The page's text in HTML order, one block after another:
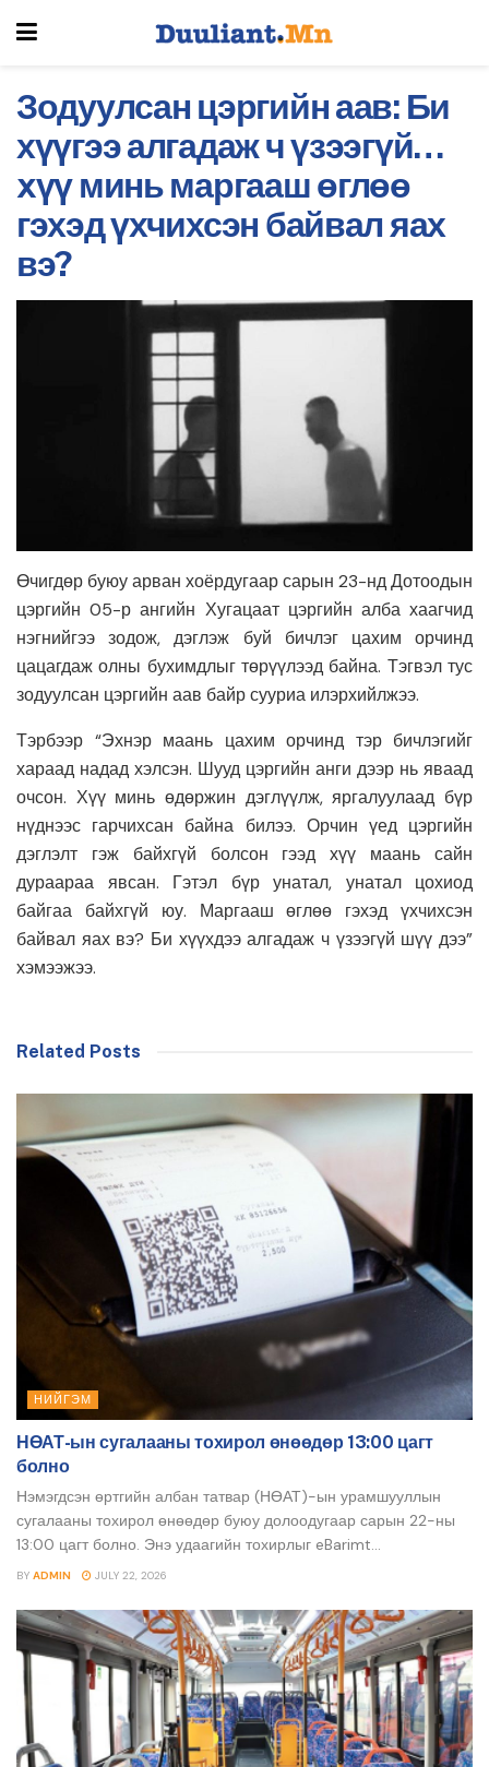
Зодуулсан цэргийн аав: Би
хүүгээ алгадаж ч үзээгүй…
xүү минь маргааш өглөө
гэхэд үхчихсэн байвал яах
вэ?
Өчигдөр буюу арван хоёрдугаар сарын 23-нд Дотоодын
цэргийн 05-р ангийн Хугацаат цэргийн алба хаагчид
нэгнийгээ зодож, дэглэж буй бичлэг цахим орчинд
цацагдаж олны бухимдлыг төрүүлээд байна. Тэгвэл тус
зодуулсан цэргийн аав байр сууриа илэрхийлжээ.
Тэрбээр “Эхнэр маань цахим орчинд тэр бичлэгийг
хараад надад хэлсэн. Шууд цэргийн анги дээр нь яваад
очсон. Хүү минь өдөржин дэглүүлж, яргалуулаад бүр
нүднээс гарчихсан байна билээ. Орчин үед цэргийн
дэглэлт гэж байхгүй болсон гээд хүү маань сайн
дураараа явсан. Гэтэл бүр унатал, унатал цохиод
байгаа байхгүй юу. Маргааш өглөө гэхэд үхчихсэн
байвал яах вэ? Би хүүхдээ алгадаж ч үзээгүй шүү дээ”
хэмээжээ.
Related Posts
НИЙГЭМ
НӨАТ-ын сугалааны тохирол өнөөдөр 13:00 цагт
болно
Нэмэгдсэн өртгийн албан татвар (НӨАТ)-ын урамшууллын
сугалааны тохирол өнөөдөр буюу долоодугаар сарын 22-ны
13:00 цагт болно. Энэ удаагийн тохирлыг eBarimt...
BY ADMIN JULY 22, 2026